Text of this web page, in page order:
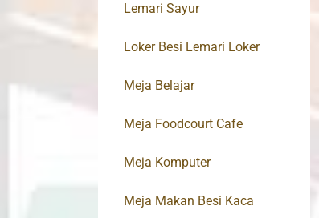
Lemari Sayur
Loker Besi Lemari Loker
Meja Belajar
Meja Foodcourt Cafe
Meja Komputer
Meja Makan Besi Kaca